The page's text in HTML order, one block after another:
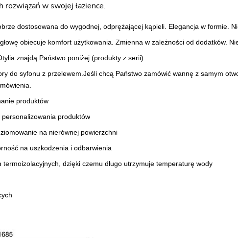
w swojej łazience.
dostosowana do wygodnej, odprężającej kąpieli. Elegancja w formie.
obiecuje komfort użytkowania. Zmienna w zależności od dodatków.
znajdą Państwo poniżej (produkty z serii)
do syfonu z przelewem.Jeśli chcą Państwo zamówić wannę z samym
produktów
produktów
na nierównej powierzchni
na uszkodzenia i odbarwienia
termoizolacyjnych, dzięki czemu długo utrzymuje temperaturę wody